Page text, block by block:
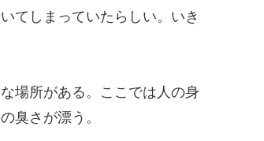
てしまっていたらしい。いき
場所がある。 ここでは人の身
臭さが漂う。